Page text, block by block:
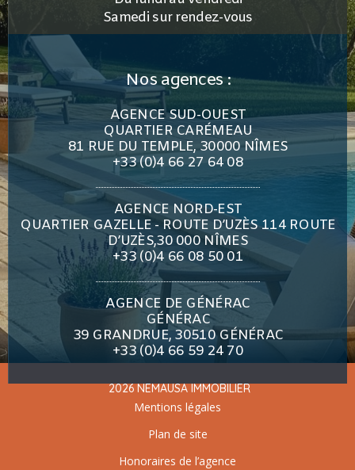
Samedi sur rendez-vous
Nos agences :
AGENCE SUD-OUEST
QUARTIER CARÉMEAU
81 RUE DU TEMPLE, 30000 NÎMES
+33 (0)4 66 27 64 08
AGENCE NORD-EST
QUARTIER GAZELLE - ROUTE D’UZÈS 114 ROUTE
D’UZÈS,30 000 NÎMES
+33 (0)4 66 08 50 01
AGENCE DE GÉNÉRAC
GÉNÉRAC
39 GRANDRUE, 30510 GÉNÉRAC
+33 (0)4 66 59 24 70
2026 NEMAUSA IMMOBILIER
Mentions légales
Plan de site
Honoraires de l’agence